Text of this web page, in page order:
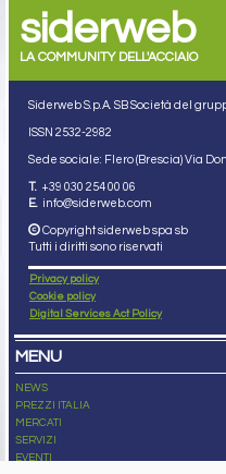
siderweb
LA COMMUNITY DELL'ACCIAIO
Siderweb S.p.A. SB Società del
ISSN 2532-2982
Sede sociale: Flero (Brescia) Via
T. +39 030 254 00 06
E. info@siderweb.com
Copyright siderweb spa sb
Tutti i diritti sono riservati
Privacy policy
Cookie policy
Digital Services Act Policy
MENU
NEWS
PREZZI ITALIA
MERCATI
SERVIZI
EVENTI